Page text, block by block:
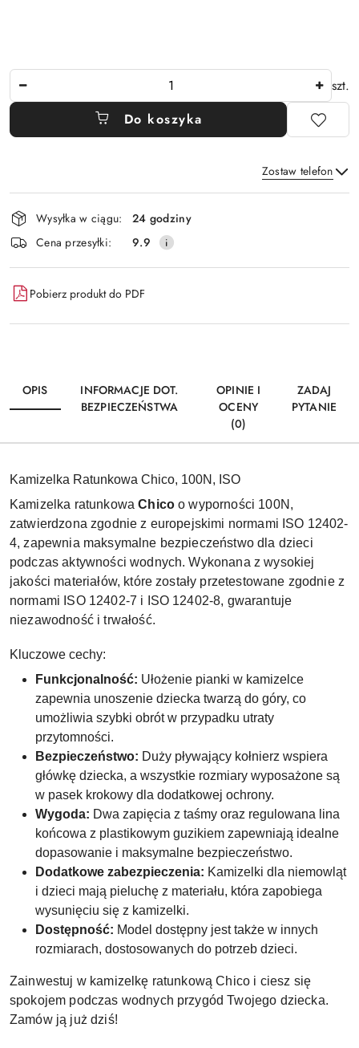
szt.
Do koszyka
Zostaw telefon
Wyślij
Dostępność
i
dostawa
Wysyłka w ciągu:
24 godziny
Cena przesyłki:
9.9
Pobierz produkt do PDF
OPIS
INFORMACJE DOT.
BEZPIECZEŃSTWA
OPINIE I
OCENY
(0)
ZADAJ
PYTANIE
Kamizelka Ratunkowa Chico, 100N, ISO
Kamizelka ratunkowaChico o wyporności 100N,
zatwierdzona zgodnie z europejskimi normami ISO 12402-
4, zapewnia maksymalne bezpieczeństwo dla dzieci
podczas aktywności wodnych. Wykonana z wysokiej
jakości materiałów, które zostały przetestowane zgodnie z
normami ISO 12402-7 i ISO 12402-8, gwarantuje
niezawodność i trwałość.
Kluczowe cechy:
Funkcjonalność: Ułożenie pianki w kamizelce
zapewnia unoszenie dziecka twarzą do góry, co
umożliwia szybki obrót w przypadku utraty
przytomności.
Bezpieczeństwo: Duży pływający kołnierz wspiera
główkę dziecka, a wszystkie rozmiary wyposażone są
w pasek krokowy dla dodatkowej ochrony.
Wygoda: Dwa zapięcia z taśmy oraz regulowana lina
końcowa z plastikowym guzikiem zapewniają idealne
dopasowanie i maksymalne bezpieczeństwo.
Dodatkowe zabezpieczenia: Kamizelki dla niemowląt
i dzieci mają pieluchę z materiału, która zapobiega
wysunięciu się z kamizelki.
Dostępność: Model dostępny jest także w innych
rozmiarach, dostosowanych do potrzeb dzieci.
Zainwestuj w kamizelkę ratunkową Chico i ciesz się
spokojem podczas wodnych przygód Twojego dziecka.
Zamów ją już dziś!